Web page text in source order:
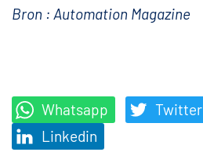
Bron : Automation Magazine
Whatsapp Twitter
Linkedin